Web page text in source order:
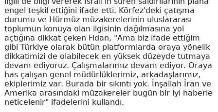
engel teşkil ettiğini ifade etti. Körfez'deki çatışma
durumu ve Hürmüz müzakerelerinin uluslararası
toplumun konuya olan ilgisinin dağılmasına yol
açtığına dikkat çeken Fidan, "Ama biz ifade ettiğim
gibi Türkiye olarak bütün platformlarda oraya yönelik
dikkatimizi de olabilecek en yüksek düzeyde tutmaya
devam ediyoruz. Çalışmalarımız devam ediyor. Oraya
has çalışan genel müdürlüklerimiz, arkadaşlarımız,
ekiplerimiz var. Burada bir sıkıntı yok. İnşallah İran ve
Amerika arasındaki müzakereler bugün bir iyi haberle
neticelenir" ifadelerini kullandı.